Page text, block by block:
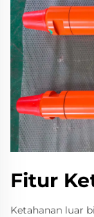
Fitur
Ketahanan luar